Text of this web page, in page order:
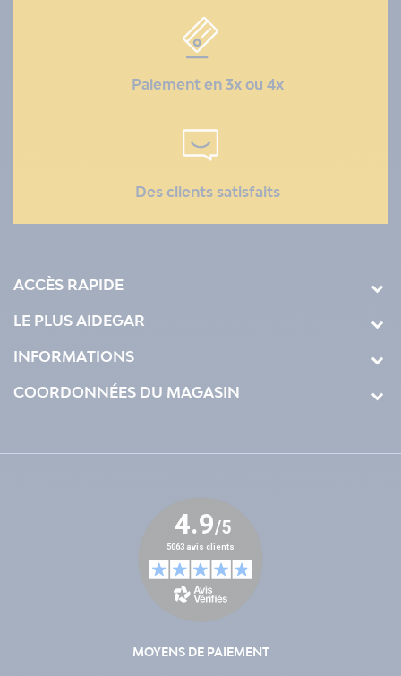
Paiement en 3x ou 4x
Des clients satisfaits
ACCÈS RAPIDE
LE PLUS AIDEGAR
INFORMATIONS
COORDONNÉES DU MAGASIN
MOYENS DE PAIEMENT